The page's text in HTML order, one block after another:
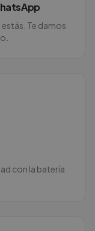
Te damos
con la batería